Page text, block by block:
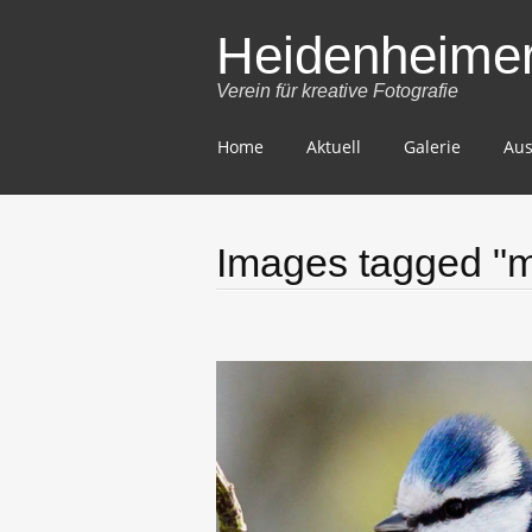
Verein für kreative Fotografie
Skip
content
Home Aktuell Galerie
Images tagged